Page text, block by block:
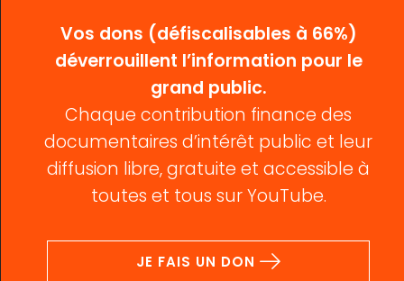
Vos dons (défiscalisables à 66%)
déverrouillent l’information pour le
grand public.
Chaque contribution finance des
documentaires d’intérêt public et leur
diffusion libre, gratuite et accessible à
toutes et tous sur YouTube.
JE FAIS UN DON